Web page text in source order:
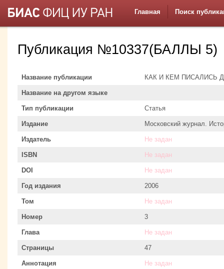
Главная Поиск
Публикация №10337(БАЛЛЫ 5)
Название публикации КАК И КЕМ ПИСАЛИСЬ
Название на другом языке
Тип публикации Статья
Издание Московский журнал.
Издатель Не задан
ISBN Не задан
DOI Не задан
Год издания 2006
Том Не задан
Номер 3
Глава Не задан
Страницы 47
Аннотация Не задан